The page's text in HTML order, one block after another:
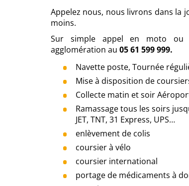
Appelez nous, nous livrons dans la
moins.
Sur simple appel en moto ou
agglomération au 05 61 599 999.
Navette poste, Tournée
Mise à disposition de
Collecte matin et soir
Ramassage tous les soirs
JET, TNT, 31 Express, UPS…
enlèvement de colis
coursier à vélo
coursier international
portage de médicaments à